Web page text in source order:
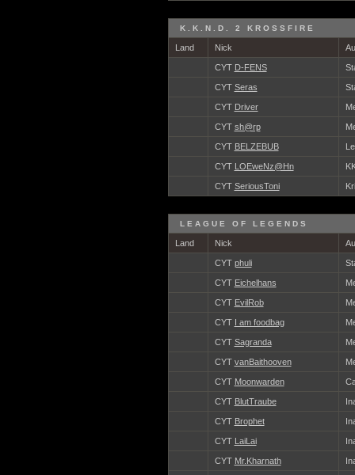
K.K.N.D. 2 KROSSFIRE
Land Nick
CYT D-FENS
CYT Seras
CYT Driver
CYT sh@rp
CYT BELZEBUB
CYT LOEweNz@Hn
CYT SeriousToni
LEAGUE OF LEGENDS
Land Nick
CYT phuli
CYT Eichelhans
CYT EvilRob
CYT I am foodbag
CYT Sagranda
CYT vanBaithooven
CYT Moonwarden
CYT BlutTraube
CYT Brophet
CYT LaiLai
CYT Mr.Kharnath